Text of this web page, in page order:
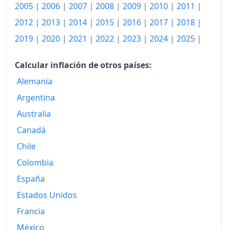
2008
3,753.68
2009
3,766.93
2011
3,947.71
2013
2014
2016
2017
2018
2005 | 2006 | 2007 | 2008 | 2009 | 2010 | 2011 |
2012 | 2013 | 2014 | 2015 | 2016 | 2017 | 2018 |
2019 | 2020 | 2021 | 2022 | 2023 | 2024 | 2025 |
Calcular inflación de otros países:
Alemania
Argentina
Australia
Canadá
Chile
Colombia
España
Estados Unidos
Francia
México